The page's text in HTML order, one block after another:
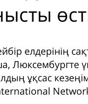
елдерінің
Люксембургте
ұқсас